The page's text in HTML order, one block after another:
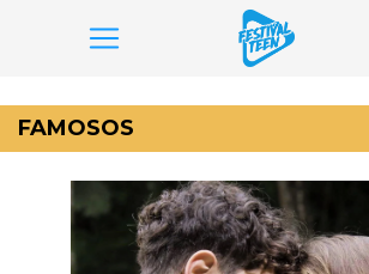
para
o
conteúdo
FAMOSOS